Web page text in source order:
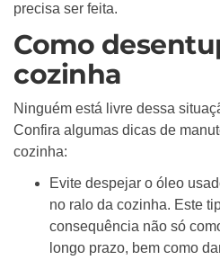
precisa ser feita.
Como
cozinha
Ninguém está livre dessa
Confira algumas dicas de
cozinha:
Evite despejar o óleo
no ralo da cozinha. Este
consequência não só
longo prazo, bem como